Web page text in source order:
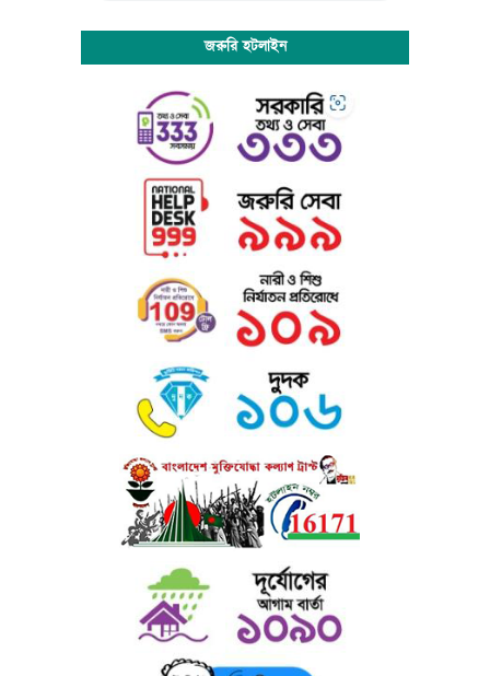
dummy text ever since the 1500:s, when an unknown
printer took a galley of type and scrambled it to make a
available for many years on adhesive sheets in different
sizes and typefaces from a company called Letraset.
When computers came along, Aldus included lorem
ipsum in its PageMaker publishing software, and you
now see it wherever designers, content designers, art
directors, user interface developers and web designer
are at work. They use it daily when using programs
such as Adobe Photoshop, Paint Shop Pro, Dreamweaver,
FrontPage, PageMaker, FrameMaker, Illustrator, Flash,
Indesign etc.
জরুরি হটলাইন